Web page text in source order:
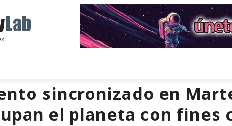
sincronizado en
el planeta con fines